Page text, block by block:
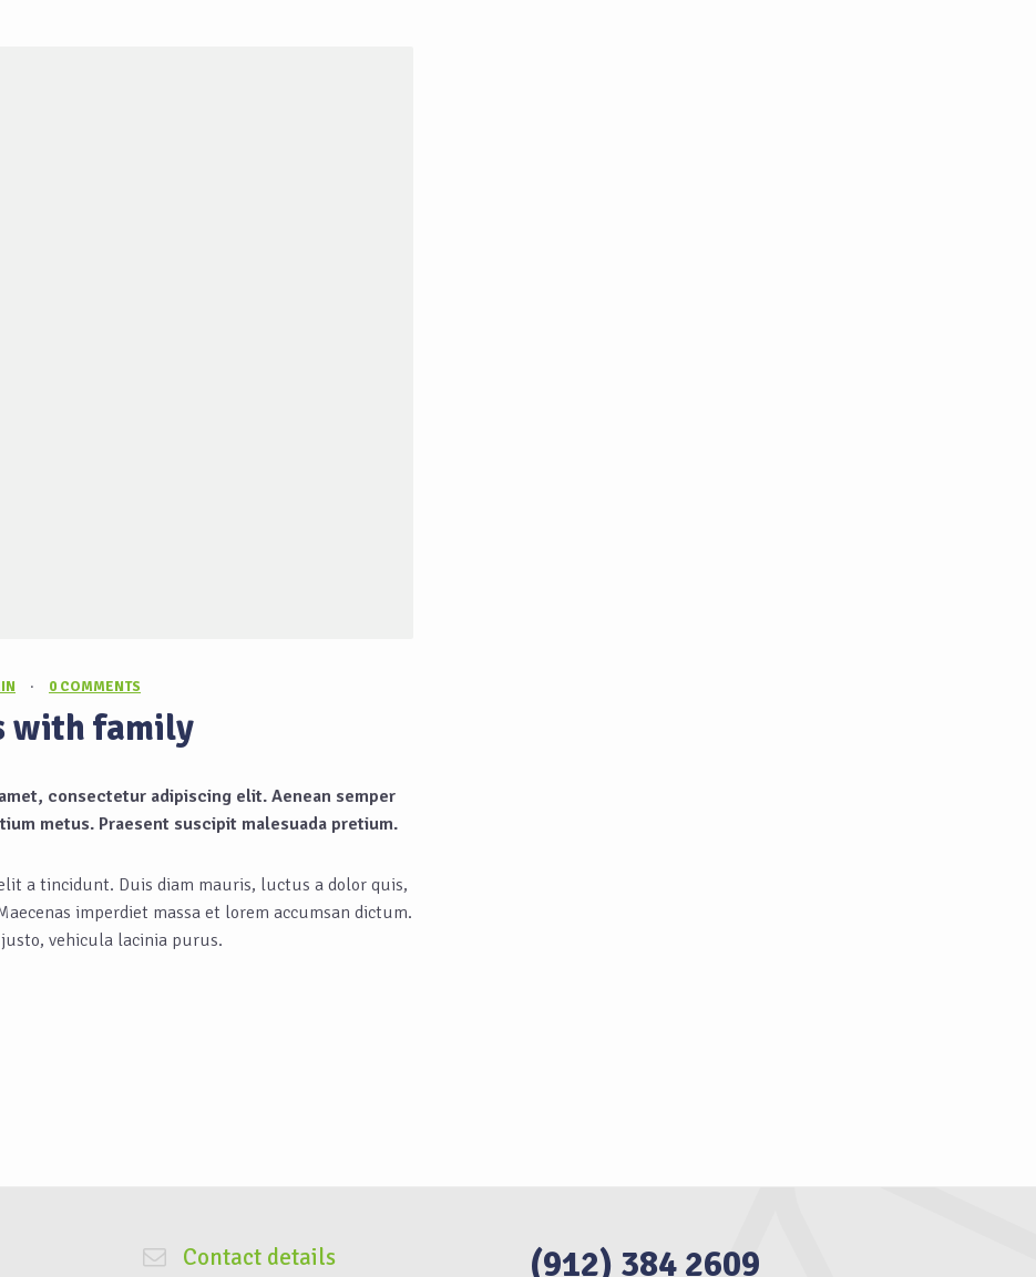
· 0 COMMENTS
with family
consectetur adipiscing elit. Aenean semper
metus. Praesent suscipit malesuada pretium.
a tincidunt. Duis diam mauris, luctus a dolor quis,
imperdiet massa et lorem accumsan dictum.
vehicula lacinia purus.
Contact details (912) 384 2609